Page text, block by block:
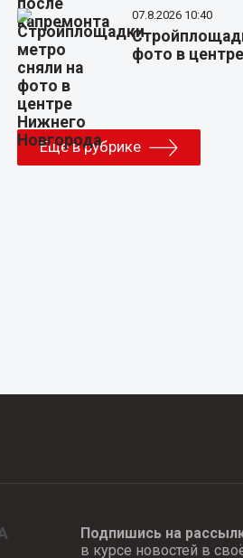
07.8.2026 10:40
фото в
Еще в рубрике
Подпишись на
в курсе новостей в